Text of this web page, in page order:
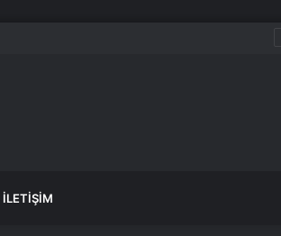
İLETIŞIM